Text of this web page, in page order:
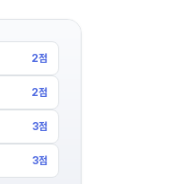
2점
2점
3점
3점